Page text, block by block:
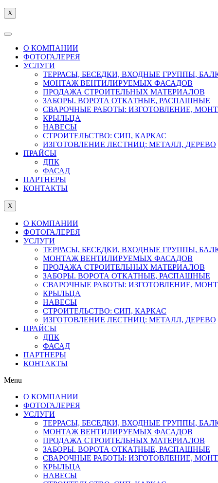
X
О КОМПАНИИ
ФОТОГАЛЕРЕЯ
УСЛУГИ
ТЕРРАСЫ, БЕСЕДКИ, ВХОДНЫЕ ГРУППЫ,
МОНТАЖ ВЕНТИЛИРУЕМЫХ ФАСАДОВ
ПРОДАЖА СТРОИТЕЛЬНЫХ МАТЕРИАЛОВ
ЗАБОРЫ. ВОРОТА ОТКАТНЫЕ, РАСПАШНЫЕ
СВАРОЧНЫЕ РАБОТЫ: ИЗГОТОВЛЕНИЕ,
КРЫЛЬЦА
НАВЕСЫ
СТРОИТЕЛЬСТВО: СИП, КАРКАС
ИЗГОТОВЛЕНИЕ ЛЕСТНИЦ: МЕТАЛЛ, ДЕРЕВО
ПРАЙСЫ
ДПК
ФАСАД
ПАРТНЕРЫ
КОНТАКТЫ
X
О КОМПАНИИ
ФОТОГАЛЕРЕЯ
УСЛУГИ
ТЕРРАСЫ, БЕСЕДКИ, ВХОДНЫЕ ГРУППЫ,
МОНТАЖ ВЕНТИЛИРУЕМЫХ ФАСАДОВ
ПРОДАЖА СТРОИТЕЛЬНЫХ МАТЕРИАЛОВ
ЗАБОРЫ. ВОРОТА ОТКАТНЫЕ, РАСПАШНЫЕ
СВАРОЧНЫЕ РАБОТЫ: ИЗГОТОВЛЕНИЕ,
КРЫЛЬЦА
НАВЕСЫ
СТРОИТЕЛЬСТВО: СИП, КАРКАС
ИЗГОТОВЛЕНИЕ ЛЕСТНИЦ: МЕТАЛЛ, ДЕРЕВО
ПРАЙСЫ
ДПК
ФАСАД
ПАРТНЕРЫ
КОНТАКТЫ
Menu
О КОМПАНИИ
ФОТОГАЛЕРЕЯ
УСЛУГИ
ТЕРРАСЫ, БЕСЕДКИ, ВХОДНЫЕ ГРУППЫ,
МОНТАЖ ВЕНТИЛИРУЕМЫХ ФАСАДОВ
ПРОДАЖА СТРОИТЕЛЬНЫХ МАТЕРИАЛОВ
ЗАБОРЫ. ВОРОТА ОТКАТНЫЕ, РАСПАШНЫЕ
СВАРОЧНЫЕ РАБОТЫ: ИЗГОТОВЛЕНИЕ,
КРЫЛЬЦА
НАВЕСЫ